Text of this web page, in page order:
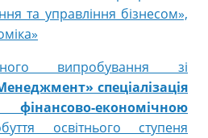
та управління бізнесом»,
випробування зі
спеціалізація
економічною
освітнього ступеня